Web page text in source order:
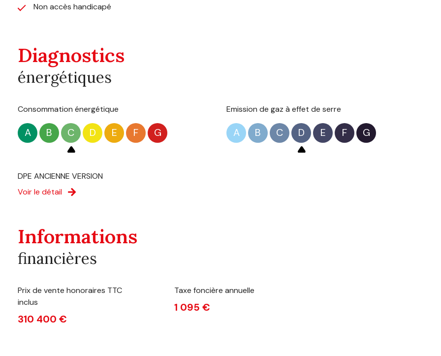
Non accès handicapé
Diagnostics
énergétiques
Consommation énergétique
A B C D E F G
Emission de gaz à effet de serre
A B C D E F G
DPE ANCIENNE VERSION
Voir le détail
Informations
financières
Prix de vente honoraires TTC
inclus
310 400 €
Taxe foncière annuelle
1 095 €